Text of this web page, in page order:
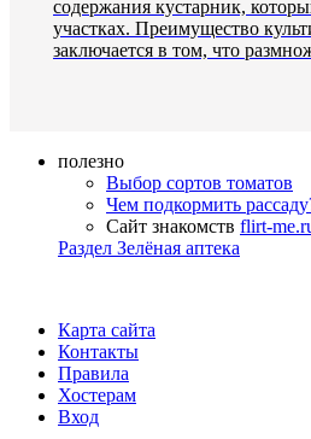
содержания кустарник,
участках. Преимущество
заключается в том, что
полезно
Выбор сортов томатов
Чем подкормить
Сайт знакомств flirt-
Раздел Зелёная аптека
Карта сайта
Контакты
Правила
Хостерам
Вход